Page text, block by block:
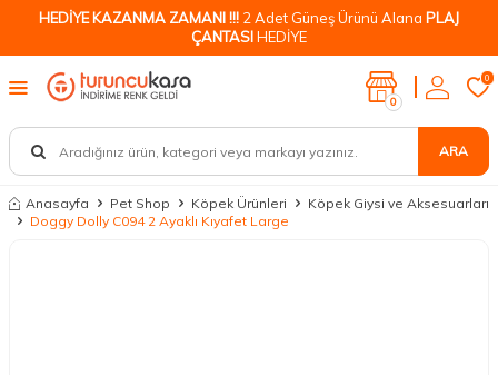
HEDİYE KAZANMA ZAMANI !!! 2 Adet Güneş Ürünü Alana PLAJ
ÇANTASIHEDİYE
ARA
0
0
Anasayfa Pet Shop Köpek Ürünleri
Köpek Giysi ve Aksesuarları
Doggy Dolly C094 2 Ayaklı Kıyafet Large